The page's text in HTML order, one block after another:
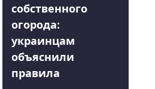
собственного
огорода:
украинцам
объяснили
правила